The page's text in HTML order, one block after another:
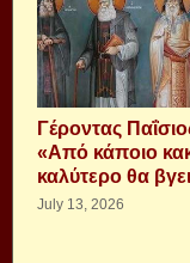
Γέροντας
«Από κάποιο
καλύτερο θα
July 13, 2026